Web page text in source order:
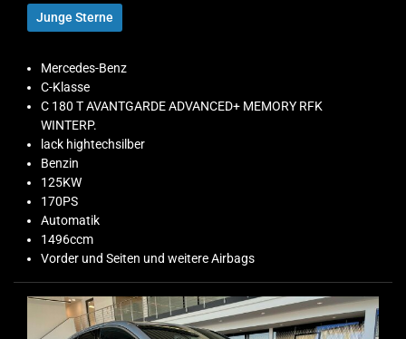
Junge Sterne
Mercedes-Benz
C-Klasse
C 180 T AVANTGARDE ADVANCED+ MEMORY RFK
WINTERP.
lack hightechsilber
Benzin
125KW
170PS
Automatik
1496ccm
Vorder und Seiten und weitere Airbags